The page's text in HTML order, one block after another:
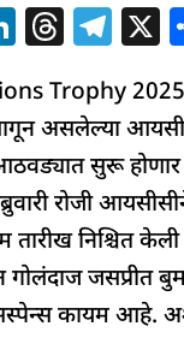
Li
k
e
dI
n
T
re
a
d
s
T
e
g
ra
m
X
Trophy 2025
असलेल्या
सुरू
रोजी
तारीख निश्चित केली
गोलंदाज जसप्रीत
कायम आहे.